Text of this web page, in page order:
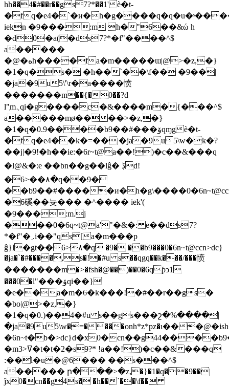
hh��4�#��r��gs7?*��1'ѐ�t-
�f
iekn �9���:m h�"6��&ώ h
�d0�a(�ds7?*�f"����^$
a�����͏
�@�هh����fa�m�����ɯ|@>�z,�}
�1�q�s� �h��`��\f�� �9��|
�ja�9u5\'\r�a����愤
�������m��{�0��?d
l"̹m܆qi�g����c�&����m�{���^$
a�����mø����>�z,�}
�1�q�0.9����b9��#���ۆqɱgѐ�t-
�fq�e4��k�=��|�ja�9u5\w�k�?
��j|�9!�h��ie:�6r~t@a��!)�c��&���q
�l@&�: e ��bn��g��lĝ� ڋd!
�6>��۸�q��9�
��b9��#����
�6磎��늇��� �^���� iek'(
�9���:m.j
���0�6q~t@a'"�&�: e��ds7?
*�f"�܇i��"qs[a�m���p
ĝ}l�gt��6>۸�q �9� ��b9���0�6n~t@ccn>dc}
�ja�`�#����,s�!�#u s��qgq��k���/���愤
�������m�>�fsh�@��)��0�6qƥͻ1
���0�l"���ۆqi��}
�e��a�m�6�k���!�#��r��gs�
�bo|@>�z,�}
�1�q�0.)��4�#u s��gs���շ�%����|
�ja�9u5\w�=����onh*z*pz�ι��
�m3>ߜ�t�t�2�s9?* !a��!)�c��&���q
:��l�u�@6���͏ ��s���^$
a�����͏ ր���>�z,�}�1�q��9��|
ĵx0�cn��g4s� �h��`��\f��